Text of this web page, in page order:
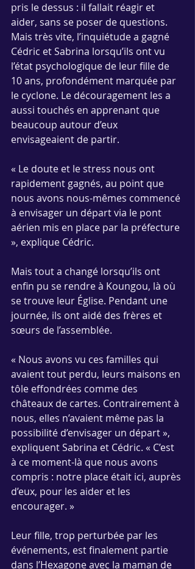
pris le dessus : il fallait réagir et
aider, sans se poser de questions.
Mais très vite, l’inquiétude a gagné
Cédric et Sabrina lorsqu’ils ont vu
l’état psychologique de leur fille de
10 ans, profondément marquée par
le cyclone. Le découragement les a
aussi touchés en apprenant que
beaucoup autour d’eux
envisageaient de partir.
« Le doute et le stress nous ont
rapidement gagnés, au point que
nous avons nous-mêmes commencé
à envisager un départ via le pont
aérien mis en place par la préfecture
», explique Cédric.
Mais tout a changé lorsqu’ils ont
enfin pu se rendre à Koungou, là où
se trouve leur Église. Pendant une
journée, ils ont aidé des frères et
sœurs de l’assemblée.
« Nous avons vu ces familles qui
avaient tout perdu, leurs maisons en
tôle effondrées comme des
châteaux de cartes. Contrairement à
nous, elles n’avaient même pas la
possibilité d’envisager un départ »,
expliquent Sabrina et Cédric. « C’est
à ce moment-là que nous avons
compris : notre place était ici, auprès
d’eux, pour les aider et les
encourager. »
Leur fille, trop perturbée par les
événements, est finalement partie
dans l’Hexagone avec la maman de